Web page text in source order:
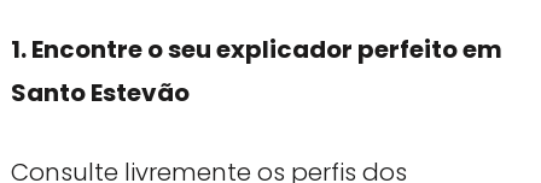
1. Encontre o seu explicador perfeito em
Santo Estevão
Consulte livremente os perfis dos